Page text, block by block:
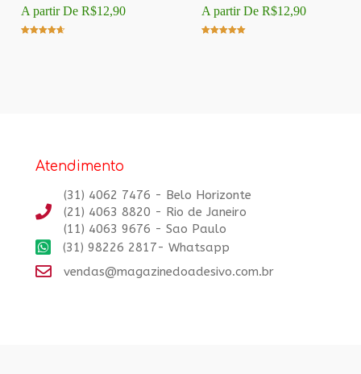
A partir De R$12,90 A partir De R$12,90
Atendimento
(31) 4062 7476 - Belo Horizonte
(21) 4063 8820 - Rio de Janeiro
(11) 4063 9676 - Sao Paulo
(31) 98226 2817- Whatsapp
vendas@magazinedoadesivo.com.br